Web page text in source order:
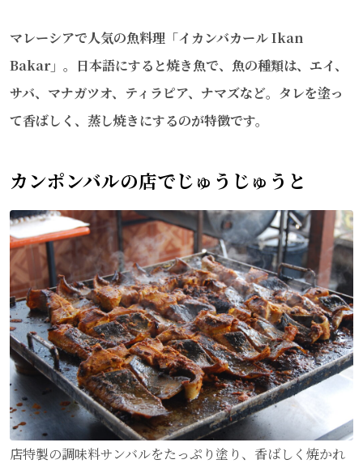
Email
マレーシアで人気の魚料理「イカンバカール Ikan
Bakar」。日本語にすると焼き魚で、魚の種類は、エイ、
サバ、マナガツオ、ティラピア、ナマズなど。タレを塗っ
て香ばしく、蒸し焼きにするのが特徴です。
カンポンバルの店でじゅうじゅうと
店特製の調味料サンバルをたっぷり塗り、香ばしく焼かれ